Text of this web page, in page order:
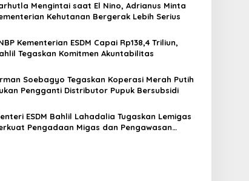
Mengintai saat El Nino, Adrianus Minta
Kehutanan Bergerak Lebih Serius
Kementerian ESDM Capai Rp138,4 Triliun,
Tegaskan Komitmen Akuntabilitas
Soebagyo Tegaskan Koperasi Merah Putih
Pengganti Distributor Pupuk Bersubsidi
ESDM Bahlil Lahadalia Tugaskan Lemigas
Pengadaan Migas dan Pengawasan